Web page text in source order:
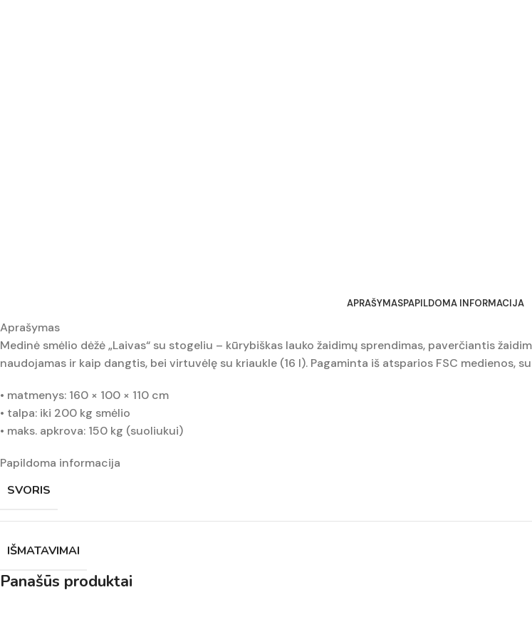
APRAŠYMASPAPILDOMA INFORMACIJA
Aprašymas
Medinė smėlio dėžė „Laivas“ su stogeliu – kūrybiškas lauko žaidimų sprendimas, paverčiantis
naudojamas ir kaip dangtis, bei virtuvėlę su kriaukle (16 l). Pagaminta iš atsparios FSC medienos,
• matmenys: 160 × 100 × 110 cm
• talpa: iki 200 kg smėlio
• maks. apkrova: 150 kg (suoliukui)
Papildoma informacija
SVORIS
IŠMATAVIMAI
Panašūs produktai